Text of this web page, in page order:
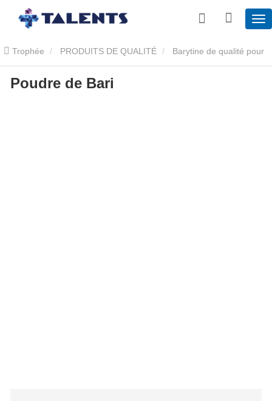
Trophée PRODUITS DE QUALITÉ Barytine de qualité pour
forage pétrolier Poudre de Bari
Poudre de Bari